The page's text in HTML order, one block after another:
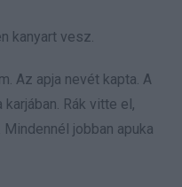
kanyart vesz.
Az apja nevét kapta. A
Rák vitte el,
jobban apuka